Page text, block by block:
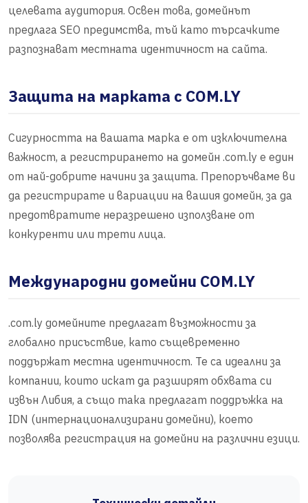
целевата аудитория. Освен това, домейнът
предлага SEO предимства, тъй като търсачките
разпознават местната идентичност на сайта.
Защита на марката с COM.LY
Сигурността на вашата марка е от изключителна
важност, а регистрирането на домейн .com.ly е един
от най-добрите начини за защита. Препоръчваме ви
да регистрирате и вариации на вашия домейн, за да
предотвратите неразрешено използване от
конкуренти или трети лица.
Международни домейни COM.LY
.com.ly домейните предлагат възможности за
глобално присъствие, като същевременно
поддържат местна идентичност. Те са идеални за
компании, които искат да разширят обхвата си
извън Либия, а също така предлагат поддръжка на
IDN (интернационализирани домейни), което
позволява регистрация на домейни на различни езици.